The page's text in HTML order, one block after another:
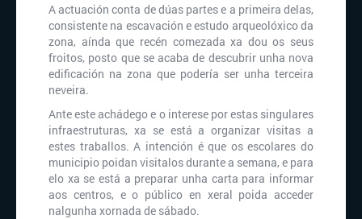
A actuación conta de dúas partes e a primeira delas,
consistente na escavación e estudo arqueolóxico da
zona, aínda que recén comezada xa dou os seus
froitos, posto que se acaba de descubrir unha nova
edificación na zona que podería ser unha terceira
neveira.
Ante este achádego e o interese por estas singulares
infraestruturas, xa se está a organizar visitas a
estes traballos. A intención é que os escolares do
municipio poidan visitalos durante a semana, e para
elo xa se está a preparar unha carta para informar
aos centros, e o público en xeral poida acceder
nalgunha xornada de sábado.